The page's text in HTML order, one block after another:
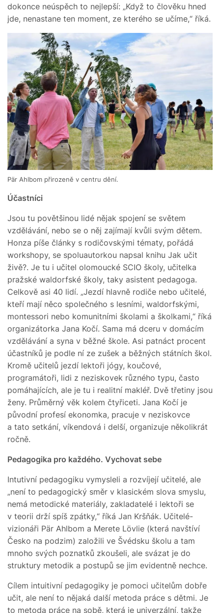
dokonce neúspěch to nejlepší: „Když to člověku hned
jde, nenastane ten moment, ze kterého se učíme,“ říká.
Pär Ahlbom přirozeně v centru dění.
Účastníci
Jsou tu povětšinou lidé nějak spojení se světem
vzdělávání, nebo se o něj zajímají kvůli svým dětem.
Honza píše články s rodičovskými tématy, pořádá
workshopy, se spoluautorkou napsal knihu Jak učit
živě?. Je tu i učitel olomoucké SCIO školy, učitelka
pražské waldorfské školy, taky asistent pedagoga.
Celkově asi 40 lidí. „Jezdí hlavně rodiče nebo učitelé,
kteří mají něco společného s lesními, waldorfskými,
montessori nebo komunitními školami a školkami,“ říká
organizátorka Jana Kočí. Sama má dceru v domácím
vzdělávání a syna v běžné škole. Asi patnáct procent
účastníků je podle ní ze zušek a běžných státních škol.
Kromě učitelů jezdí lektoři jógy, koučové,
programátoři, lidi z neziskovek různého typu, často
pomáhajících, ale je tu i realitní makléř. Dvě třetiny jsou
ženy. Průměrný věk kolem čtyřiceti. Jana Kočí je
původní profesí ekonomka, pracuje v neziskovce
a tato setkání, víkendová i delší, organizuje několikrát
ročně.
Pedagogika pro každého. Vychovat sebe
Intutivní pedagogiku vymysleli a rozvíjejí učitelé, ale
„není to pedagogický směr v klasickém slova smyslu,
nemá metodické materiály, zakladatelé i lektoři se
v teorii drží spíš zpátky,“ říká Jan Kršňák. Učitelé-
vizionáři Pär Ahlbom a Merete Lövlie (která navštíví
Česko na podzim) založili ve Švédsku školu a tam
mnoho svých poznatků zkoušeli, ale svázat je do
struktury metodik a postupů se jim evidentně nechce.
Cílem intuitivní pedagogiky je pomoci učitelům dobře
učit, ale není to nějaká další metoda práce s dětmi. Je
to metoda práce na sobě, která je univerzální, takže